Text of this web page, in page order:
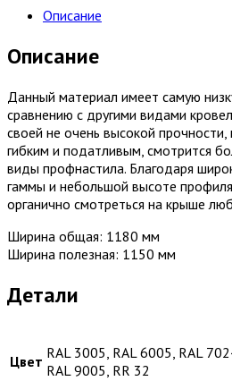
Описание
Описание
Данный материал имеет самую
сравнению с другими видами
своей не очень высокой
гибким и податливым, смотрится
виды профнастила. Благодаря
гаммы и небольшой высоте
органично смотреться на крыше
Ширина общая: 1180 мм
Ширина полезная: 1150 мм
Детали
Цвет RAL 3005, RAL 6005, RAL
RAL 9005, RR 32